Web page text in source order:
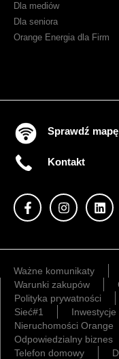
Dla mediów
Dla seniora
Orange Energia dla Firm
Sprawdź
Kontakt
Ważne komunikaty
Warunki zakupów
Polityka prywatności
Sieć#1
Nieruchomości Orange
Odpowiedzialny biznes
Telefon domowy